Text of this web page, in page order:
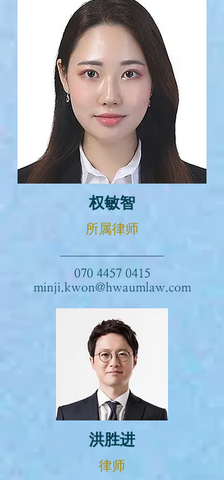
权敏智
所属律师
070 4457 0415
minji.kwon@hwaumlaw.com
洪胜进
律师